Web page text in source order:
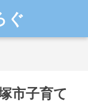
ぐ
市子育て